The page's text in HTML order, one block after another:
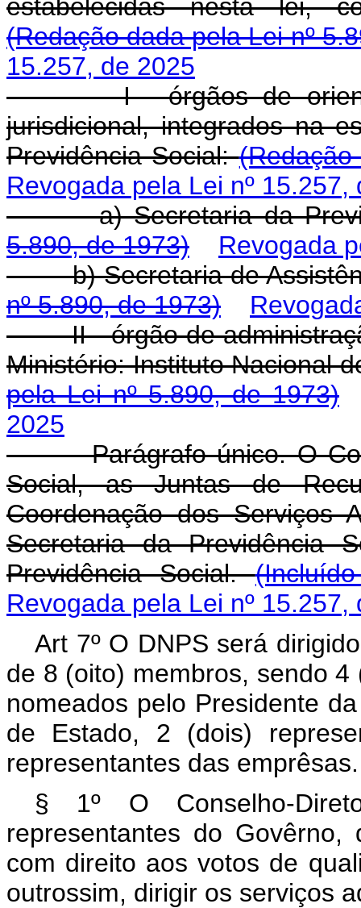
estabelecidas nesta lei,
(Redação dada pela Lei nº
15.257, de 2025
I - órgãos de
jurisdicional, integrados na
Previdência Social:
Revogada pela Lei nº 15.257,
a) Secretaria da
5.890, de 1973)
Revogada
b) Secretaria de
nº 5.890, de 1973)
II - órgão de
Ministério: Instituto Nacional
pela Lei nº 5.890, de 1973)
2025
Parágrafo único. O
Social, as Juntas de
Coordenação dos Serviços
Secretaria da Previdência
Previdência Social.
Revogada pela Lei nº 15.257,
Art 7º O DNPS será
de 8 (oito) membros, sendo
nomeados pelo Presidente
de Estado, 2 (dois)
representantes das emprêsas.
§ 1º O Conselho-
representantes do
com direito aos votos de
outrossim, dirigir os serviços